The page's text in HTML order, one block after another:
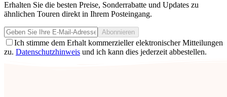
Erhalten Sie die besten Preise, Sonderrabatte und Updates zu
ähnlichen Touren direkt in Ihrem Posteingang.
Abonnieren
Ich stimme dem Erhalt kommerzieller elektronischer Mitteilungen
zu. Datenschutzhinweis und ich kann dies jederzeit abbestellen.